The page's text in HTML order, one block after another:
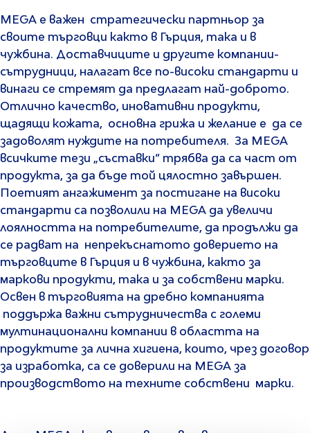
MEGA е важен стратегически партньор за
своите търговци както в Гърция, така и в
чужбина. Доставчиците и другите компании-
сътрудници, налагат все по-високи стандарти и
винаги се стремят да предлагат най-доброто.
Отлично качество, иновативни продукти,
щадящи кожата, основна грижа и желание е да се
задоволят нуждите на потребителя. За MEGA
всичките тези „съставки“ трябва да са част от
продукта, за да бъде той цялостно завършен.
Поетият ангажимент за постигане на високи
стандарти са позволили на MEGA да увеличи
лоялността на потребителите, да продължи да
се радват на непрекъснатото доверието на
търговците в Гърция и в чужбина, както за
маркови продукти, така и за собствени марки.
Освен в търговията на дребно компанията
поддържа важни сътрудничества с големи
мултинационални компании в областта на
продуктите за лична хигиена, които, чрез договор
за изработка, са се доверили на MEGA за
производството на техните собствени марки.